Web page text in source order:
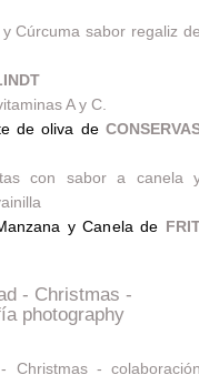
Cúrcuma sabor regaliz
A y C.
de oliva de
con sabor a canela
y Canela de